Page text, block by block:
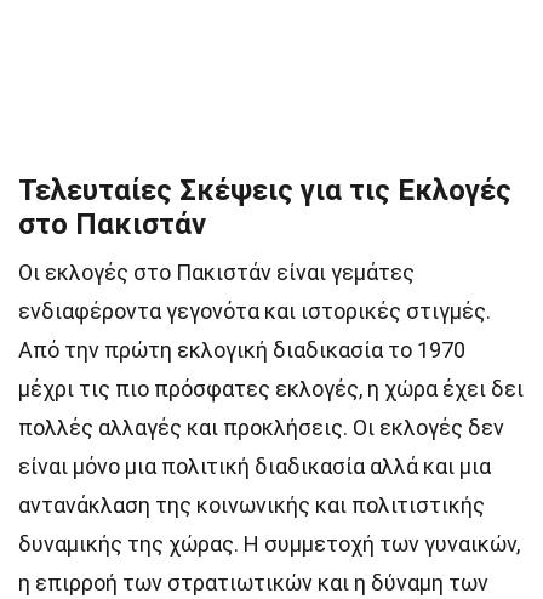
Τελευταίες Σκέψεις για τις Εκλογές
στο Πακιστάν
Οι εκλογές στο Πακιστάν είναι γεμάτες
ενδιαφέροντα γεγονότα και ιστορικές στιγμές.
Από την πρώτη εκλογική διαδικασία το 1970
μέχρι τις πιο πρόσφατες εκλογές, η χώρα έχει δει
πολλές αλλαγές και προκλήσεις. Οι εκλογές δεν
είναι μόνο μια πολιτική διαδικασία αλλά και μια
αντανάκλαση της κοινωνικής και πολιτιστικής
δυναμικής της χώρας. Η συμμετοχή των γυναικών,
η επιρροή των στρατιωτικών και η δύναμη των